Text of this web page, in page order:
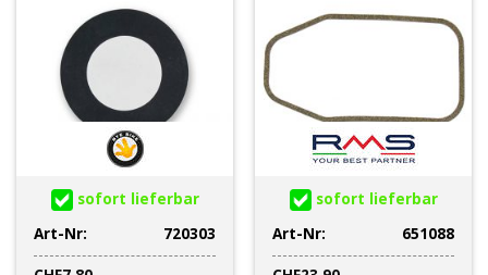
sofort lieferbar
Art-Nr:
720303
sofort lieferbar
Art-Nr:
651088